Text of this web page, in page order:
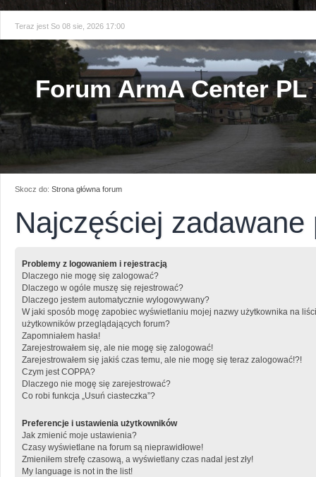
Teraz jest So 08 sie, 2026 17:00
Forum ArmA Center PL
Skocz do: Strona główna forum
Najczęściej zadawane
Problemy z logowaniem i rejestracją
Dlaczego nie mogę się zalogować?
Dlaczego w ogóle muszę się rejestrować?
Dlaczego jestem automatycznie wylogowywany?
W jaki sposób mogę zapobiec wyświetlaniu mojej nazwy użytkownika na
użytkowników przeglądających forum?
Zapomniałem hasła!
Zarejestrowałem się, ale nie mogę się zalogować!
Zarejestrowałem się jakiś czas temu, ale nie mogę się teraz zalogować!?!
Czym jest COPPA?
Dlaczego nie mogę się zarejestrować?
Co robi funkcja „Usuń ciasteczka”?
Preferencje i ustawienia użytkowników
Jak zmienić moje ustawienia?
Czasy wyświetlane na forum są nieprawidłowe!
Zmieniłem strefę czasową, a wyświetlany czas nadal jest zły!
My language is not in the list!